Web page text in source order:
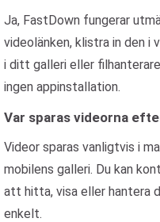
Ja, FastDown fungerar
videolänken, klistra in den i
i ditt galleri eller
ingen appinstallation.
Var sparas videorna
Videor sparas vanligtvis i
mobilens galleri. Du kan
att hitta, visa eller hantera
enkelt.